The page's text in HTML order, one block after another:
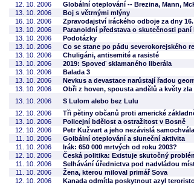
12. 10. 2006
Globální oteplování -- Brezina, Mann,
13. 10. 2006
Boj s větrnými mlýny
16. 10. 2006
Zpravodajství iráckého odboje za dny 16.
13. 10. 2006
Paranoidní představa o skutečnosti paní
13. 10. 2006
Podotázky
13. 10. 2006
Co se stane po pádu severokorejského
13. 10. 2006
Chuligáni, antisemité a rasisté
13. 10. 2006
2019: Spoveď sklamaného liberála
13. 10. 2006
Balada 3
13. 10. 2006
Nevkus a devastace narůstají řadou
13. 10. 2006
Obři z hoven, spousta andělů a květy zla
13. 10. 2006
S Lulom alebo bez Lulu
12. 10. 2006
Tři pětiny občanů proti americké
13. 10. 2006
Policejní bdělost a ostražitost v Bosně
12. 10. 2006
Petr Kužvart a jeho nezávislá samochvála
11. 10. 2006
Golbální oteplování a sluneční aktivita
11. 10. 2006
Irák: 650 000 mrtvých od roku 2003?
12. 10. 2006
Česká politika: Existuje skutočný
11. 10. 2006
Selhávání úřednictva pod nadvládou
11. 10. 2006
Žena, kterou miloval primář Sova
12. 10. 2006
Kanada odmítla poskytnout azyl